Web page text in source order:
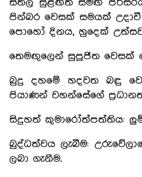
සීතල සුළඟත් සමඟ
පින්බර වෙසක් සමයක්
පොහෝ දිනය, හුදෙක්
තෙමඟුලෙන් සුපූජිත වෙසක්
බුදු දහමේ හදවත බඳු
පියාණන් වහන්සේගේ
සිදුහත් කුමාරෝත්පත්තිය:
බුද්ධත්වය ලැබීම:
ලබා ගැනීම.